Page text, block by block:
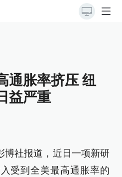
通胀率挤压 纽
益严重
博社报道，近日一项新研
受到全美最高通胀率的